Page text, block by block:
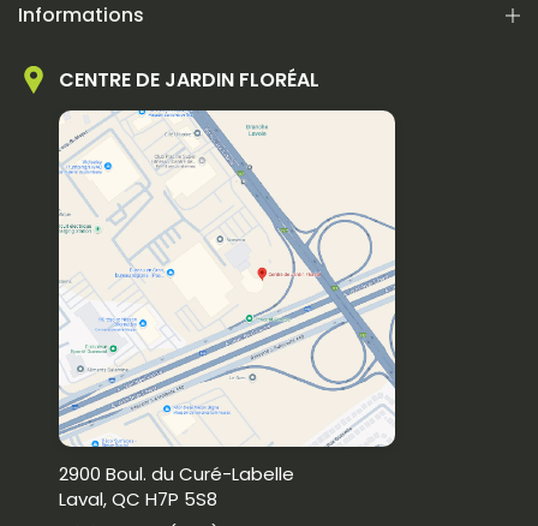
Informations
CENTRE DE JARDIN FLORÉAL
2900 Boul. du Curé-Labelle
Laval, QC H7P 5S8